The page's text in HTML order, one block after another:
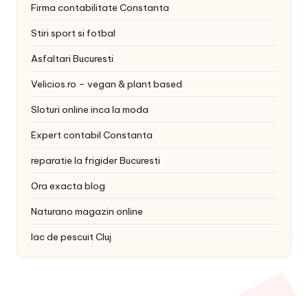
Firma contabilitate Constanta
Stiri sport si fotbal
Asfaltari Bucuresti
Velicios.ro – vegan & plant based
Sloturi online inca la moda
Expert contabil Constanta
reparatie la frigider Bucuresti
Ora exacta blog
Naturano magazin online
lac de pescuit Cluj